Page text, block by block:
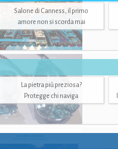
Salone di Canness, il primo
amore non si scorda mai
La pietra più preziosa?
Protegge chi naviga